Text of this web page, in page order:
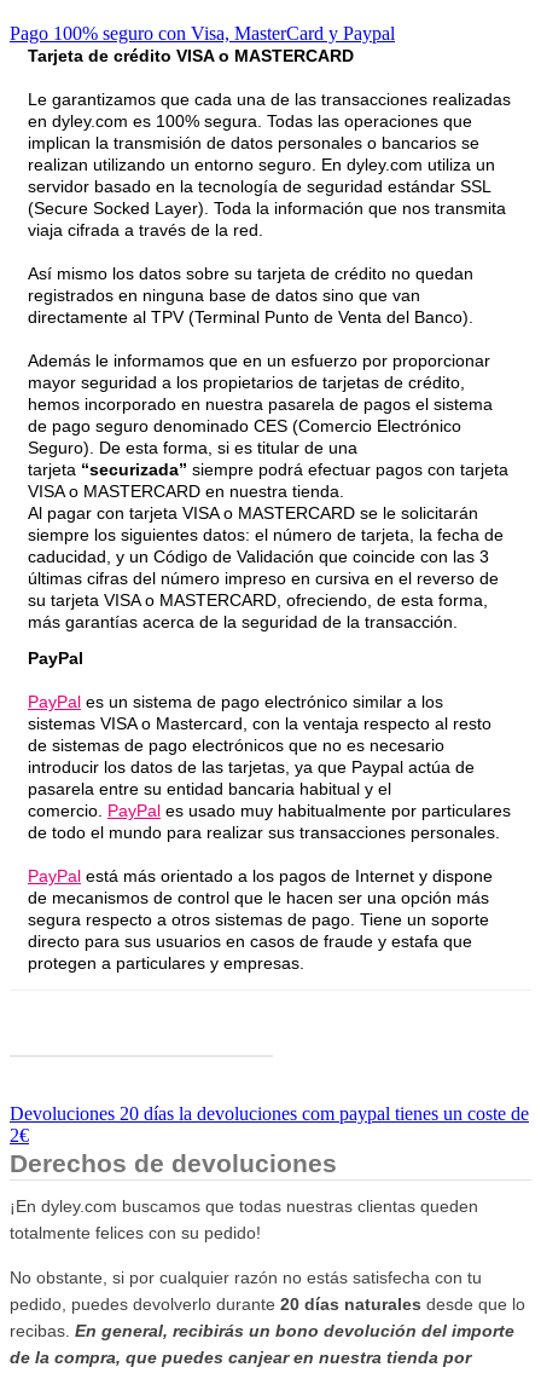
Pago 100% seguro con Visa, MasterCard y Paypal
Tarjeta de crédito VISA o MASTERCARD
Le garantizamos que cada una de las transacciones realizadas
en dyley.com es 100% segura. Todas las operaciones que
implican la transmisión de datos personales o bancarios se
realizan utilizando un entorno seguro. En dyley.com utiliza un
servidor basado en la tecnología de seguridad estándar SSL
(Secure Socked Layer). Toda la información que nos transmita
viaja cifrada a través de la red.
Así mismo los datos sobre su tarjeta de crédito no quedan
registrados en ninguna base de datos sino que van
directamente al TPV (Terminal Punto de Venta del Banco).
Además le informamos que en un esfuerzo por proporcionar
mayor seguridad a los propietarios de tarjetas de crédito,
hemos incorporado en nuestra pasarela de pagos el sistema
de pago seguro denominado CES (Comercio Electrónico
Seguro). De esta forma, si es titular de una
tarjeta “securizada” siempre podrá efectuar pagos con tarjeta
VISA o MASTERCARD en nuestra tienda.
Al pagar con tarjeta VISA o MASTERCARD se le solicitarán
siempre los siguientes datos: el número de tarjeta, la fecha de
caducidad, y un Código de Validación que coincide con las 3
últimas cifras del número impreso en cursiva en el reverso de
su tarjeta VISA o MASTERCARD, ofreciendo, de esta forma,
más garantías acerca de la seguridad de la transacción.
PayPal
PayPal es un sistema de pago electrónico similar a los
sistemas VISA o Mastercard, con la ventaja respecto al resto
de sistemas de pago electrónicos que no es necesario
introducir los datos de las tarjetas, ya que Paypal actúa de
pasarela entre su entidad bancaria habitual y el
comercio. PayPal es usado muy habitualmente por particulares
de todo el mundo para realizar sus transacciones personales.
PayPal está más orientado a los pagos de Internet y dispone
de mecanismos de control que le hacen ser una opción más
segura respecto a otros sistemas de pago. Tiene un soporte
directo para sus usuarios en casos de fraude y estafa que
protegen a particulares y empresas.
Devoluciones 20 días la devoluciones com paypal tienes un coste de
2€
Derechos de devoluciones
¡En dyley.com buscamos que todas nuestras clientas queden
totalmente felices con su pedido!
No obstante, si por cualquier razón no estás satisfecha con tu
pedido, puedes devolverlo durante 20 días naturales desde que lo
recibas. En general, recibirás un bono devolución del importe
de la compra, que puedes canjear en nuestra tienda por